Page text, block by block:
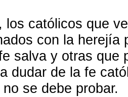
los católicos que
con la herejía
salva y otras que
dudar de la fe
se debe probar.